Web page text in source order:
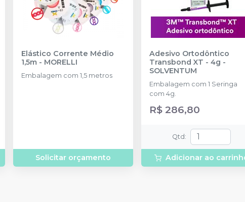
Elástico Corrente Médio
1,5m - MORELLI
Embalagem com 1,5 metros
Solicitar orçamento
Adesivo Ortodôntico
Transbond XT - 4g -
SOLVENTUM
Embalagem com 1 Seringa
com 4g.
R$ 286,80
Qtd :
Adicionar ao